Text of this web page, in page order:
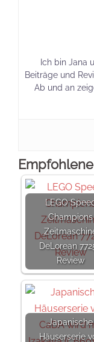
Ich bin Jana
Beiträge und
Ab und an
LEGO
Champions
DeLorean
Review
Japanische
Häuserserie